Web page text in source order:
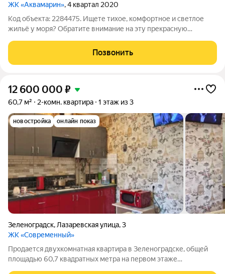
ЖК «Аквамарин», 4 квартал 2020
Код объекта: 2284475. Ищете тихое, комфортное и светлое
жильё у моря? Обратите внимание на эту прекрасную
дома:
Позвонить
12 600 000 ₽
60,7 м² 2-комн. квартира 1 этаж из 3
новостройка онлайн показ
Зеленоградск, Лазаревская улица,3
ЖК «Современный»
Продается двухкомнатная квартира в Зеленоградске, общей
площадью 60,7 квадратных метра на первом этаже